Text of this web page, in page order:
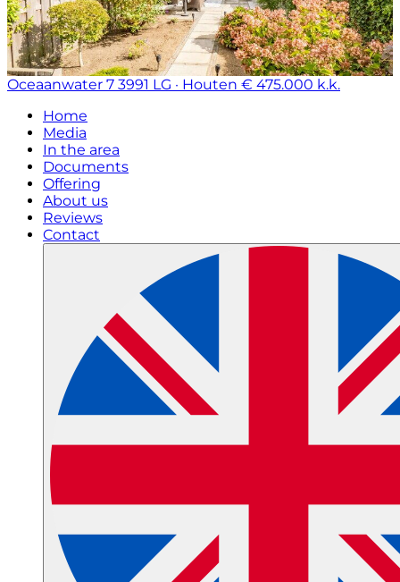
Oceaanwater 7 3991 LG · Houten € 475.000 k.k.
Home
Media
In the area
Documents
Offering
About us
Reviews
Contact